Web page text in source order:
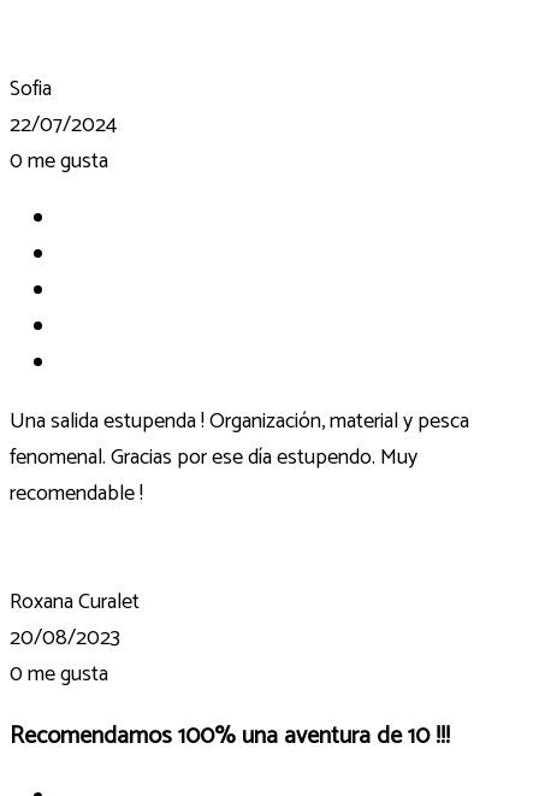
Sofia
22/07/2024
0me gusta
Una salida estupenda ! Organización, material y pesca
fenomenal. Gracias por ese día estupendo. Muy
recomendable !
Roxana Curalet
20/08/2023
0me gusta
Recomendamos 100% una aventura de 10 !!!